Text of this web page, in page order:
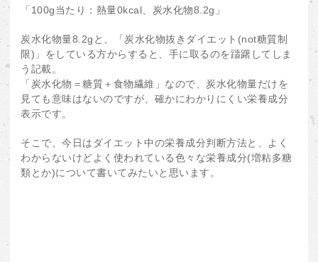
「100g当たり：熱量0kcal、炭水化物8.2g」
炭水化物量8.2gと、「炭水化物抜きダイエット(not糖質制
限)」をしている方からすると、手に取るのを躊躇してしま
う記載。
「炭水化物＝糖質＋食物繊維」なので、炭水化物量だけを
見ても意味はないのですが、確かにわかりにくい栄養成分
表示です。
そこで、今日はダイエット中の栄養成分判断方法と、よく
わからないけどよく使われている色々な栄養成分(増粘多糖
類とか)について書いてみたいと思います。